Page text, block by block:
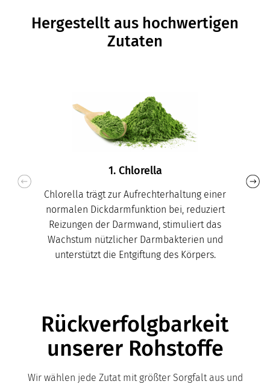
Hergestellt aus hochwertigen
Zutaten
1. Chlorella
Chlorella trägt zur Aufrechterhaltung einer
normalen Dickdarmfunktion bei, reduziert
Reizungen der Darmwand, stimuliert das
Wachstum nützlicher Darmbakterien und
unterstützt die Entgiftung des Körpers.
Rückverfolgbarkeit
unserer Rohstoffe
Wir wählen jede Zutat mit größter Sorgfalt aus und